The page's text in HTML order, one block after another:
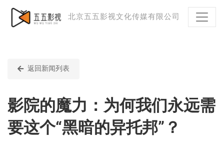
北京五五影视文化传媒有限公司
返回新闻列表
影院的魔力：为何我们永远需
要这个“黑暗的异托邦”？